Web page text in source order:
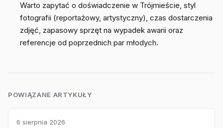
Warto zapytać o doświadczenie w Trójmieście, styl
fotografii (reportażowy, artystyczny), czas dostarczenia
zdjęć, zapasowy sprzęt na wypadek awarii oraz
referencje od poprzednich par młodych.
POWIĄZANE ARTYKUŁY
6 sierpnia 2026